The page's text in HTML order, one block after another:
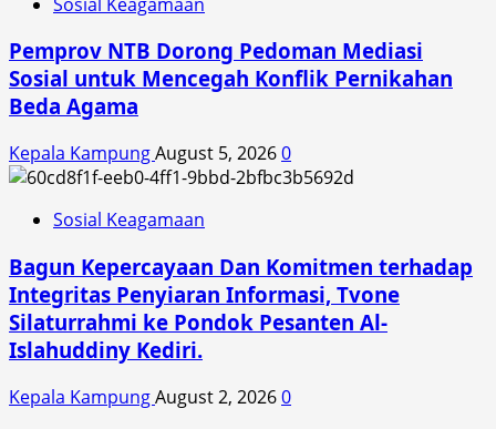
Pemprov NTB Dorong Pedoman Mediasi
Sosial untuk Mencegah Konflik Pernikahan
Beda Agama
Kepala KampungAugust 5, 20260
Sosial Keagamaan
Bagun Kepercayaan Dan Komitmen terhadap
Integritas Penyiaran Informasi, Tvone
Silaturrahmi ke Pondok Pesanten Al-
Islahuddiny Kediri.
Kepala KampungAugust 2, 20260